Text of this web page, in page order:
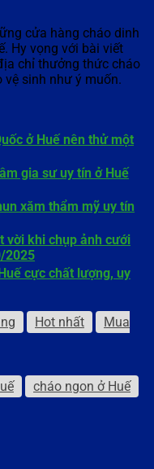
cửa hàng cháo dinh
Hy vọng với bài viết
chỉ thưởng thức cháo
vệ sinh như ý muốn.
ở Huế nên thử một
gia sư uy tín ở Huế
xăm thẩm mỹ uy tín
vời khi chụp ảnh cưới
2025
cực chất lượng, uy
Hot nhất
Mua
cháo ngon ở Huế